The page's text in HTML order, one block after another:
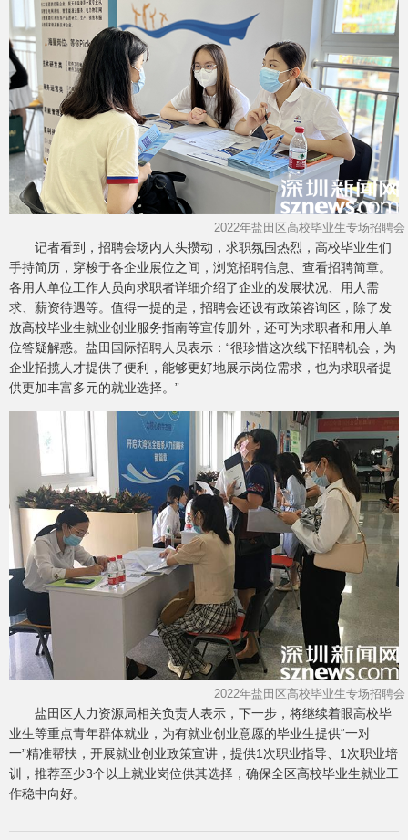
2022年盐田区高校毕业生专场招聘会
记者看到，招聘会场内人头攒动，求职氛围热烈，高校毕业生们
手持简历，穿梭于各企业展位之间，浏览招聘信息、查看招聘简章。
各用人单位工作人员向求职者详细介绍了企业的发展状况、用人需
求、薪资待遇等。值得一提的是，招聘会还设有政策咨询区，除了发
放高校毕业生就业创业服务指南等宣传册外，还可为求职者和用人单
位答疑解惑。盐田国际招聘人员表示：“很珍惜这次线下招聘机会，为
企业招揽人才提供了便利，能够更好地展示岗位需求，也为求职者提
供更加丰富多元的就业选择。”
2022年盐田区高校毕业生专场招聘会
盐田区人力资源局相关负责人表示，下一步，将继续着眼高校毕
业生等重点青年群体就业，为有就业创业意愿的毕业生提供“一对
一”精准帮扶，开展就业创业政策宣讲，提供1次职业指导、1次职业培
训，推荐至少3个以上就业岗位供其选择，确保全区高校毕业生就业工
作稳中向好。